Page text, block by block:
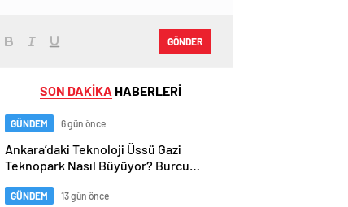
GÖNDER
SON DAKİKA HABERLERİ
GÜNDEM 6 gün önce
Ankara’daki Teknoloji Üssü Gazi
Teknopark Nasıl Büyüyor? Burcu
GÜNDEM 13 gün önce